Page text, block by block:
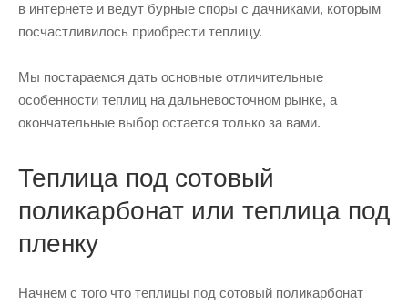
в интернете и ведут бурные споры с дачниками, которым
посчастливилось приобрести теплицу.
Мы постараемся дать основные отличительные
особенности теплиц на дальневосточном рынке, а
окончательные выбор остается только за вами.
Теплица под сотовый
поликарбонат или теплица под
пленку
Начнем с того что теплицы под сотовый поликарбонат